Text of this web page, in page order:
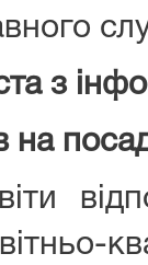
з
на